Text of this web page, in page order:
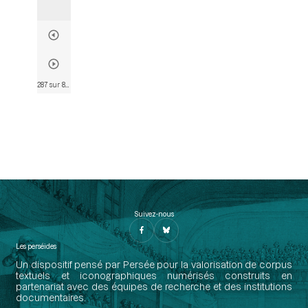
Suivez-nous
Les perséides
Un dispositif pensé par Persée pour la valorisation de corpus
textuels et iconographiques numérisés construits en
partenariat avec des équipes de recherche et des institutions
documentaires.